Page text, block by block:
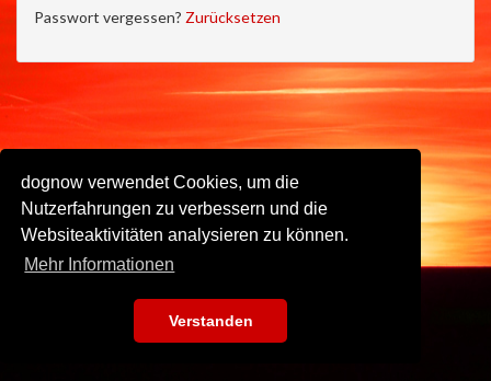
dognow verwendet Cookies, um die
Nutzerfahrungen zu verbessern und die
Websiteaktivitäten analysieren zu können.
Mehr Informationen
Verstanden
Passwort vergessen? Zurücksetzen